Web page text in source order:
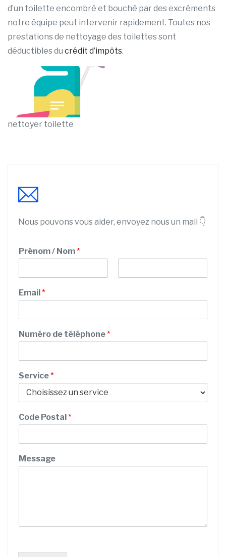
d’un toilette encombré et bouché par des excréments
notre équipe peut intervenir rapidement. Toutes nos
prestations de nettoyage des toilettes sont
déductibles du crédit d’impôts.
nettoyer toilette
Nous pouvons vous aider, envoyez nous un mail 👇
Prénom / Nom*
r
é
m
Email*
Numéro de téléphone*
Service*
d
e
e
s
h
Code Postal*
Message